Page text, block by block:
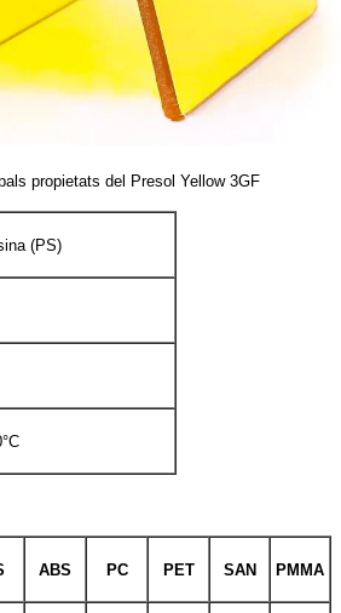
propietats del Presol Yellow 3GF
(PS)
ABS PC PET SAN PMMA